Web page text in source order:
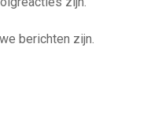
berichten zijn.